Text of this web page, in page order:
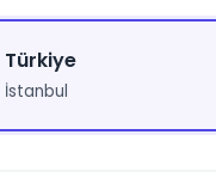
Türkiye
İstanbul